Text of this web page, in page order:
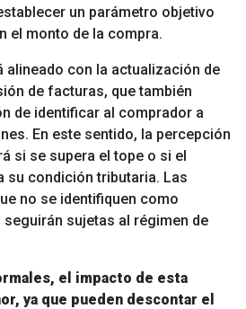
un parámetro objetivo
el monto de la compra.
alineado con la actualización de
de facturas, que también
de identificar al comprador a
En este sentido, la percepción
si se supera el tope o si el
su condición tributaria. Las
no se identifiquen como
sujetas al régimen de
el impacto de esta
ya que pueden descontar el